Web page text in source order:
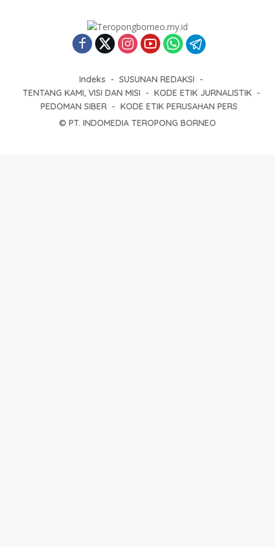
Indeks
SUSUNAN REDAKSI
TENTANG KAMI, VISI DAN MISI
KODE ETIK JURNALISTIK
PEDOMAN SIBER
KODE ETIK PERUSAHAN PERS
© PT. INDOMEDIA TEROPONG BORNEO